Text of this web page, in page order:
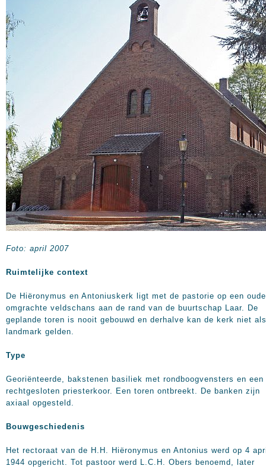
Foto: april 2007
Ruimtelijke context
De Hiëronymus en Antoniuskerk ligt met de pastorie op een
omgrachte veldschans aan de rand van de buurtschap Laar. De
geplande toren is nooit gebouwd en derhalve kan de kerk niet als
landmark gelden.
Type
Georiënteerde, bakstenen basiliek met rondboogvensters en een
rechtgesloten priesterkoor. Een toren ontbreekt. De banken zijn
axiaal opgesteld.
Bouwgeschiedenis
Het rectoraat van de H.H. Hiëronymus en Antonius werd op 4
1944 opgericht. Tot pastoor werd L.C.H. Obers benoemd, later